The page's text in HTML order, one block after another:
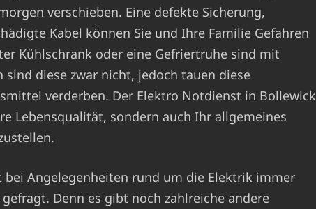
verschieben. Eine defekte Sicherung,
Kabel können Sie und Ihre Familie Gefahren
Kühlschrank oder eine Gefriertruhe sind mit
sind diese zwar nicht, jedoch tauen diese
verderben. Der Elektro Notdienst in Bollewick
Lebensqualität, sondern auch Ihr allgemeines
bei Angelegenheiten rund um die Elektrik immer
Denn es gibt noch zahlreiche andere